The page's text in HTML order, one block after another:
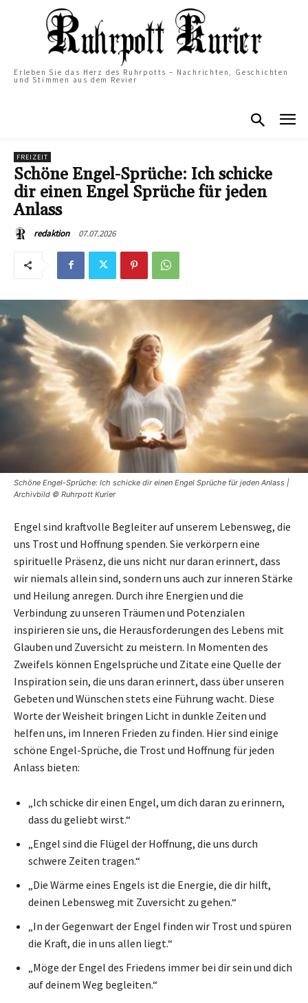
Erleben Sie das Herz des Ruhrpotts – Nachrichten, Geschichten
und Stimmen aus dem Revier
FREIZEIT
Schöne Engel-Sprüche: Ich schicke
dir einen Engel Sprüche für jeden
Anlass
redaktion 07.07.2026
Schöne Engel-Sprüche: Ich schicke dir einen Engel Sprüche für jeden Anlass |
Archivbild © Ruhrpott Kurier
Engel sind kraftvolle Begleiter auf unserem Lebensweg, die
uns Trost und Hoffnung spenden. Sie verkörpern eine
spirituelle Präsenz, die uns nicht nur daran erinnert, dass
wir niemals allein sind, sondern uns auch zur inneren Stärke
und Heilung anregen. Durch ihre Energien und die
Verbindung zu unseren Träumen und Potenzialen
inspirieren sie uns, die Herausforderungen des Lebens mit
Glauben und Zuversicht zu meistern. In Momenten des
Zweifels können Engelsprüche und Zitate eine Quelle der
Inspiration sein, die uns daran erinnert, dass über unseren
Gebeten und Wünschen stets eine Führung wacht. Diese
Worte der Weisheit bringen Licht in dunkle Zeiten und
helfen uns, im Inneren Frieden zu finden. Hier sind einige
schöne Engel-Sprüche, die Trost und Hoffnung für jeden
Anlass bieten:
„Ich schicke dir einen Engel, um dich daran zu erinnern,
dass du geliebt wirst.“
„Engel sind die Flügel der Hoffnung, die uns durch
schwere Zeiten tragen.“
„Die Wärme eines Engels ist die Energie, die dir hilft,
deinen Lebensweg mit Zuversicht zu gehen.“
„In der Gegenwart der Engel finden wir Trost und spüren
die Kraft, die in uns allen liegt.“
„Möge der Engel des Friedens immer bei dir sein und dich
auf deinem Weg begleiten.“